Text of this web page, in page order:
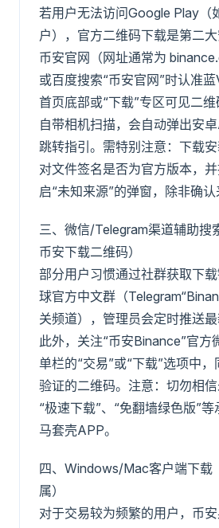
若用户无法访问Google Play（
户），官方二维码下载是第二
币安官网（网址通常为
或百度搜索“币安官网”时认准
首页底部或“下载”专区可见二
自带相机扫描，会自动弹出安
跳转指引。需特别注意：下载
对文件签名是否为官方版本，
启“未知来源”的弹窗，除非确认
三、微信/Telegram渠道辅助搜
币安下载二维码）
部分用户习惯通过社群获取下
球官方中文群（
关频道），管理员会定时推送最
此外，关注“币安Binance”官方
单栏的“交易”或“下载”选项中
验证的二维码。注意：切勿相
“极速下载”、“免翻墙绿色版”
马套壳APP。
四、Windows/Mac客户端下载
属）
对于交易较为频繁的用户，币